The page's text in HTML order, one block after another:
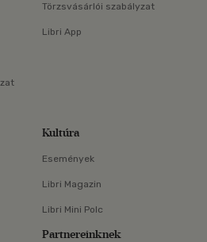
Törzsvásárlói szabályzat
Libri App
Kultúra
Események
Libri Magazin
Libri Mini Polc
Partnereinknek